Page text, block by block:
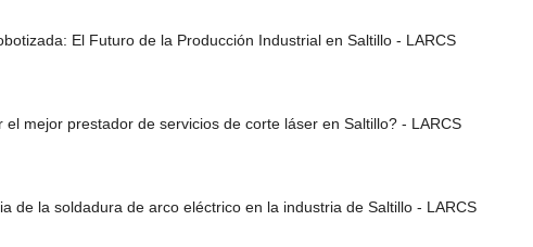
El Futuro de la Producción Industrial en Saltillo - LARCS
el mejor prestador de servicios de corte láser en Saltillo? - LARCS
de la soldadura de arco eléctrico en la industria de Saltillo - LARCS